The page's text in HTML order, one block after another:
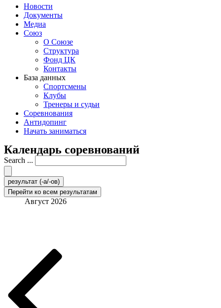
Новости
Документы
Медиа
Союз
О Союзе
Структура
Фонд ЦК
Контакты
База данных
Спортсмены
Клубы
Тренеры и судьи
Соревнования
Антидопинг
Начать заниматься
Календарь соревнований
Search ...
результат (-а/-ов)
Перейти ко всем результатам
Август 2026